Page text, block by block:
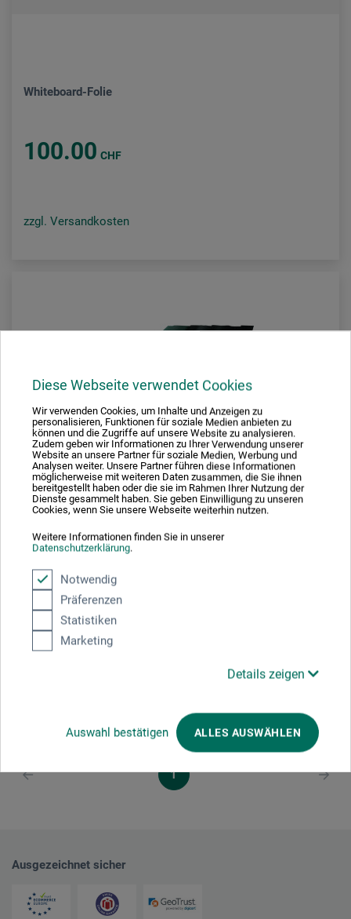
Diese Webseite verwendet Cookies
Wir verwenden Cookies, um Inhalte und Anzeigen zu
personalisieren, Funktionen für soziale Medien anbieten zu
können und die Zugriffe auf unsere Website zu analysieren.
Zudem geben wir Informationen zu Ihrer Verwendung unserer
Website an unsere Partner für soziale Medien, Werbung und
Analysen weiter. Unsere Partner führen diese Informationen
möglicherweise mit weiteren Daten zusammen, die Sie ihnen
bereitgestellt haben oder die sie im Rahmen Ihrer Nutzung der
Dienste gesammelt haben. Sie geben Einwilligung zu unseren
Cookies, wenn Sie unsere Webseite weiterhin nutzen.
Weitere Informationen finden Sie in unserer
Datenschutzerklärung.
Notwendig
Präferenzen
Statistiken
Marketing
Details zeigen
Auswahl bestätigen ALLES AUSWÄHLEN
Whiteboard-Folie
100.00 CHF
zzgl. Versandkosten
Start
Tafelfolie
53.30 CHF
1
Ausgezeichnet sicher